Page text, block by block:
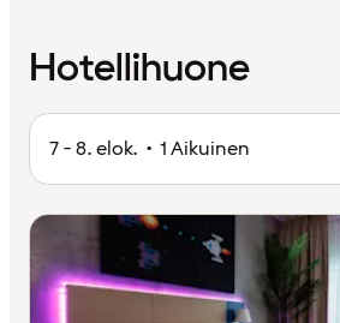
Hotellihuone
7 - 8. elok. • 1 Aikuinen